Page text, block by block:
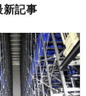
新記事